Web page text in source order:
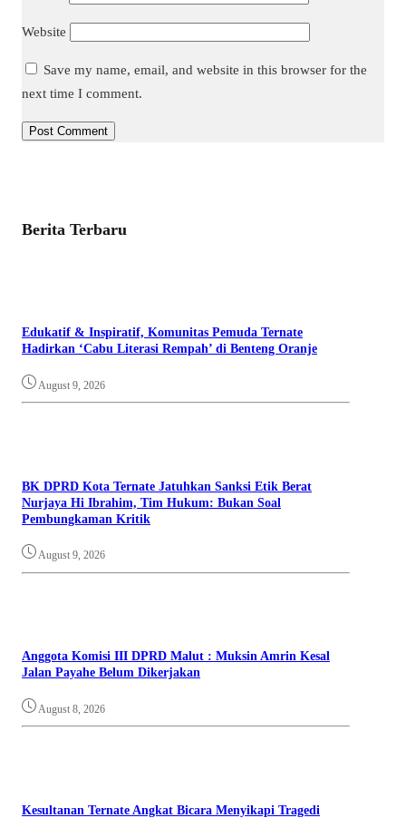
Website
Save my name, email, and website in this browser for the
next time I comment.
Berita Terbaru
Edukatif & Inspiratif, Komunitas Pemuda Ternate
Hadirkan ‘Cabu Literasi Rempah’ di Benteng Oranje
August 9, 2026
BK DPRD Kota Ternate Jatuhkan Sanksi Etik Berat
Nurjaya Hi Ibrahim, Tim Hukum: Bukan Soal
Pembungkaman Kritik
August 9, 2026
Anggota Komisi III DPRD Malut : Muksin Amrin Kesal
Jalan Payahe Belum Dikerjakan
August 8, 2026
Kesultanan Ternate Angkat Bicara Menyikapi Tragedi